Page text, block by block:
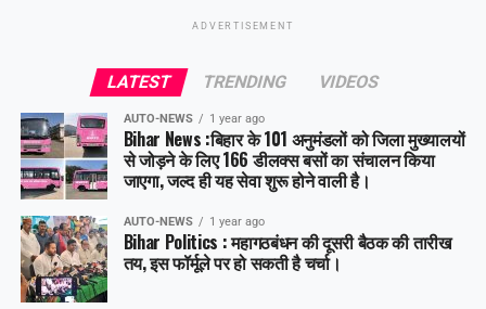
Facebook X
Like this:
ADVERTISEMENT
LATEST TRENDING VIDEOS
AUTO-NEWS 1 year ago
Bihar News :बिहार के 101 अनुमंडलों को जिला मुख्यालयों
से जोड़ने के लिए 166 डीलक्स बसों का संचालन किया
जाएगा, जल्द ही यह सेवा शुरू होने वाली है।
AUTO-NEWS 1 year ago
Bihar Politics : महागठबंधन की दूसरी बैठक की तारीख
तय, इस फॉर्मूले पर हो सकती है चर्चा।